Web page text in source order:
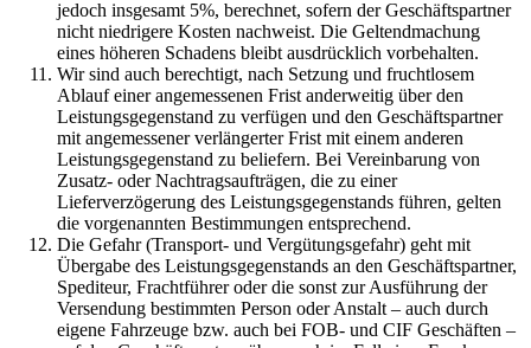
jedoch insgesamt 5%, berechnet, sofern der Geschäftspartner
nicht niedrigere Kosten nachweist. Die Geltendmachung
eines höheren Schadens bleibt ausdrücklich vorbehalten.
Wir sind auch berechtigt, nach Setzung und fruchtlosem
Ablauf einer angemessenen Frist anderweitig über den
Leistungsgegenstand zu verfügen und den Geschäftspartner
mit angemessener verlängerter Frist mit einem anderen
Leistungsgegenstand zu beliefern. Bei Vereinbarung von
Zusatz- oder Nachtragsaufträgen, die zu einer
Lieferverzögerung des Leistungsgegenstands führen, gelten
die vorgenannten Bestimmungen entsprechend.
Die Gefahr (Transport- und Vergütungsgefahr) geht mit
Übergabe des Leistungsgegenstands an den Geschäftspartner,
Spediteur, Frachtführer oder die sonst zur Ausführung der
Versendung bestimmten Person oder Anstalt – auch durch
eigene Fahrzeuge bzw. auch bei FOB- und CIF Geschäften –